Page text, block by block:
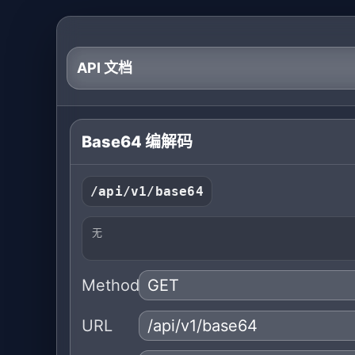
API 文档
Base64 编解码
/api/v1/base64
无
Method
URL